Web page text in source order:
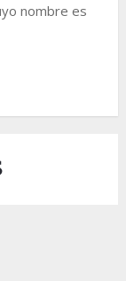
nombre es